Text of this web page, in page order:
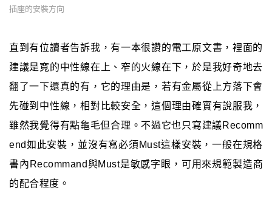
插座的安裝方向
直到有位讀者告訴我，有一本很讚的電工原文書，裡面的
建議是寬的中性線在上、窄的火線在下，於是我好奇地去
翻了一下還真的有，它的理由是，若有金屬從上方落下會
先碰到中性線，相對比較安全，這個理由確實有說服我，
雖然我覺得有點龜毛但合理。不過它也只寫建議Recomm
end如此安裝，並沒有寫必須Must這樣安裝，一般在規格
書內Recommand與Must是敏感字眼，可用來規範製造商
的配合程度。